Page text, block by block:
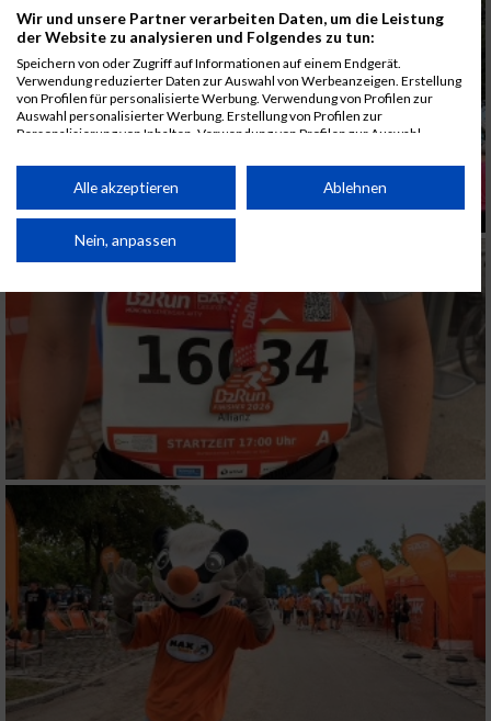
Wir und unsere Partner verarbeiten Daten, um die Leistung
der Website zu analysieren und Folgendes zu tun:
Speichern von oder Zugriff auf Informationen auf einem Endgerät.
Verwendung reduzierter Daten zur Auswahl von Werbeanzeigen. Erstellung
von Profilen für personalisierte Werbung. Verwendung von Profilen zur
Auswahl personalisierter Werbung. Erstellung von Profilen zur
Personalisierung von Inhalten. Verwendung von Profilen zur Auswahl
Performance von Inhalten. Analyse von Zielgruppen durch Statistiken oder
Kombinationen von Daten aus verschiedenen Quellen. Entwicklung und
von Inhalten.
Daten können außerhalb der Europäischen Union weitergegeben und in die
Partnerliste anzeigen (1 IAB-Anbieter)
Wir nutzen Ihre Daten für folgende Zwecke:
IAB-Verarbeitungszwecke:
Speichern von oder Zugriff auf Informationen
auf einem Endgerät
Verwendung reduzierter Daten zur Auswahl
von Werbeanzeigen
Erstellung von Profilen für personalisierte
Werbung
Verwendung von Profilen zur Auswahl
personalisierter Werbung
Alle akzeptieren Ablehnen
Nein, anpassen